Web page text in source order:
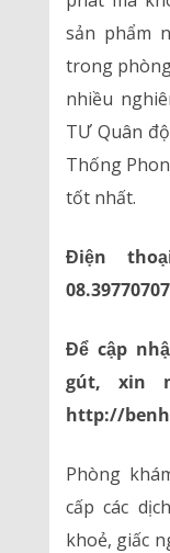
sản phẩm
trong
nhiều
TƯ Quân
Thống
tốt nhất.
Điện
08.39770707
Để cập
gút, xin
http://
Phòng
cấp các
khoẻ, giấc